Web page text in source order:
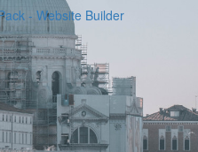
- Website Builder